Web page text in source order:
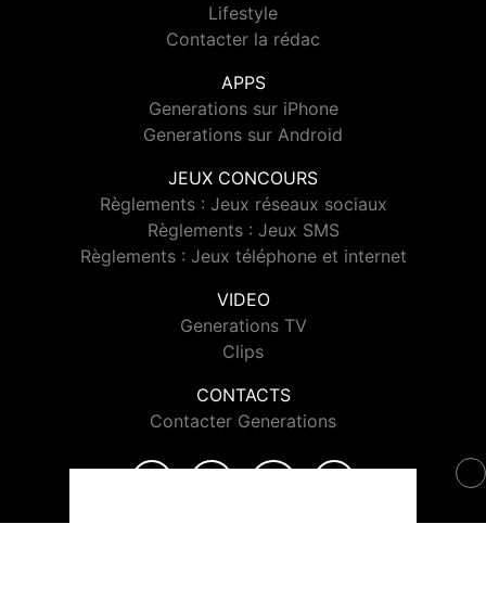
Lifestyle
Contacter la rédac
APPS
Generations sur iPhone
Generations sur Android
JEUX CONCOURS
Règlements : Jeux réseaux sociaux
Règlements : Jeux SMS
Règlements : Jeux téléphone et internet
VIDEO
Generations TV
Clips
CONTACTS
Contacter Generations